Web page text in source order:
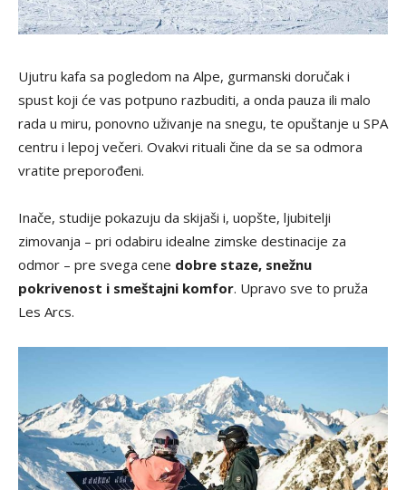
Ujutru kafa sa pogledom na Alpe, gurmanski doručak i
spust koji će vas potpuno razbuditi, a onda pauza ili malo
rada u miru, ponovno uživanje na snegu, te opuštanje u SPA
centru i lepoj večeri. Ovakvi rituali čine da se sa odmora
vratite preporođeni.
Inače, studije pokazuju da skijaši i, uopšte, ljubitelji
zimovanja – pri odabiru idealne zimske destinacije za
odmor – pre svega cene dobre staze, snežnu
pokrivenost i smeštajni komfor. Upravo sve to pruža
Les Arcs.